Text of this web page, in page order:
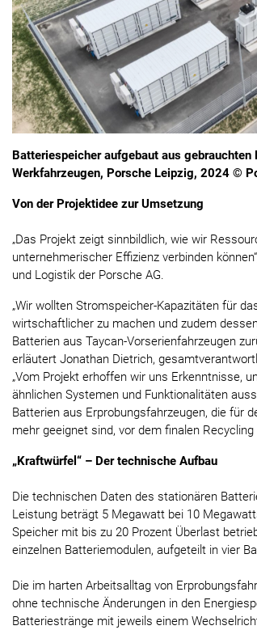
Batteriespeicher aufgebaut aus
Werkfahrzeugen, Porsche Leipzig, 2024 ©
Von der Projektidee zur Umsetzung
„Das Projekt zeigt sinnbildlich, wie wir
unternehmerischer Effizienz verbinden
und Logistik der Porsche AG.
„Wir wollten Stromspeicher-Kapazitäten für
wirtschaftlicher zu machen und zudem
Batterien aus Taycan-Vorserienfahrzeugen
erläutert Jonathan Dietrich,
„Vom Projekt erhoffen wir uns Erkenntnisse,
ähnlichen Systemen und Funktionalitäten
Batterien aus Erprobungsfahrzeugen, die für
mehr geeignet sind, vor dem finalen
„Kraftwürfel“ – Der technische Aufbau
Die technischen Daten des stationären
Leistung beträgt 5 Megawatt bei 10
Speicher mit bis zu 20 Prozent Überlast
einzelnen Batteriemodulen, aufgeteilt in vier
Die im harten Arbeitsalltag von
ohne technische Änderungen in den
Batteriestränge mit jeweils einem